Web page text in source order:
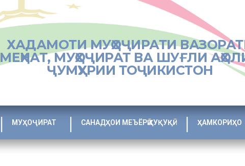
ХАДАМОТИ МУҲОҶИРАТИ
МЕҲНАТ, МУҲОҶИРАТ ВА ШУҒЛИ
ҶУМҲУРИИ ТОҶИКИСТОН
МУҲОҶИРАТ САНАДҲОИ МЕЪЁРӢ ҲУҚУҚӢ ҲАМКОРИҲО